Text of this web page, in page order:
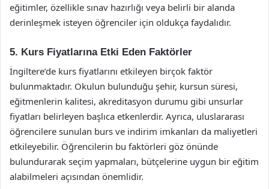
eğitimler, özellikle sınav hazırlığı veya belirli bir alanda
derinleşmek isteyen öğrenciler için oldukça faydalıdır.
5. Kurs Fiyatlarına Etki Eden Faktörler
İngiltere’de kurs fiyatlarını etkileyen birçok faktör
bulunmaktadır. Okulun bulunduğu şehir, kursun süresi,
eğitmenlerin kalitesi, akreditasyon durumu gibi unsurlar
fiyatları belirleyen başlıca etkenlerdir. Ayrıca, uluslararası
öğrencilere sunulan burs ve indirim imkanları da maliyetleri
etkileyebilir. Öğrencilerin bu faktörleri göz önünde
bulundurarak seçim yapmaları, bütçelerine uygun bir eğitim
alabilmeleri açısından önemlidir.